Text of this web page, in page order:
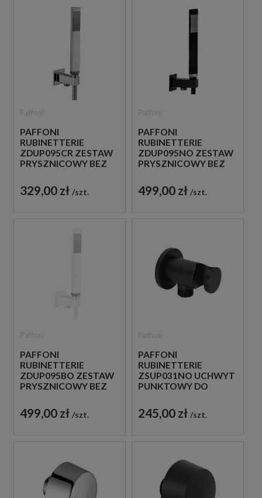
PAFFONI
RUBINETTERIE
ZDUP095CR ZESTAW
PRYSZNICOWY BEZ
329,00 zł szt.
PAFFONI
RUBINETTERIE
ZDUP095NO ZESTAW
PRYSZNICOWY BEZ
499,00 zł szt.
PAFFONI
RUBINETTERIE
ZDUP095BO ZESTAW
PRYSZNICOWY BEZ
499,00 zł szt.
PAFFONI
RUBINETTERIE
ZSUP031NO UCHWYT
PUNKTOWY DO
245,00 zł szt.